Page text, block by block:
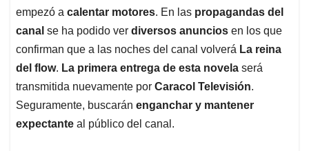
empezó a calentar motores. En las propagandas del
canal se ha podido ver diversos anuncios en los que
confirman que a las noches del canal volverá La reina
del flow. La primera entrega de esta novela será
transmitida nuevamente por Caracol Televisión.
Seguramente, buscarán enganchar y mantener
expectante al público del canal.